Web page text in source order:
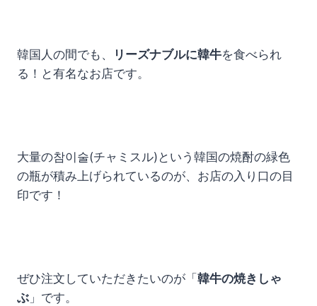
韓国人の間でも、 リーズナブルに韓牛を食べられ
る！と有名なお店です。
大量の참이술(チャミスル)という韓国の焼酎の緑色
の瓶が積み上げられているのが、お店の入り口の目
印です！
ぜひ注文していただきたいのが「 韓牛の焼きしゃ
ぶ 」です。